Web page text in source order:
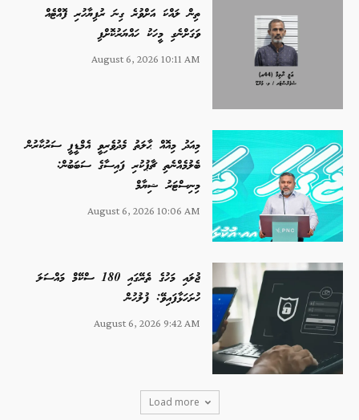
ތިން ލައްކަ އަށްވުރެ ގިނަ ރުފިޔާހުރި ފޮއްޓެއް
ވަގަށްނެގި މީހަކު ހައްޔަރުކޮށްފި
August 6, 2026 10:11 AM
މިއަދު މިއޮއް ޙާލަތު މެދުވެރިވީ އެމްޑީޕީ ސަރުކާރުން
ބެލުމެއްނެތި ޗާޕުކުރި ފައިސާގެ ސަބަބުން:
މިނިސްޓަރު ޝިޔާމް
August 6, 2026 10:06 AM
ޖުލައި މަހުގެ ތެރޭގައި 180 ސްކޭމް މައްސަލަ
ހުށަހަޅާފައިވޭ: ފުލުހުން
August 6, 2026 9:42 AM
Load more